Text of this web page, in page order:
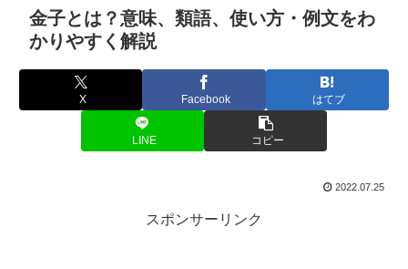
金子とは？意味、類語、使い方・例文をわ
かりやすく解説
X Facebook はてブ
LINE コピー
2022.07.25
スポンサーリンク